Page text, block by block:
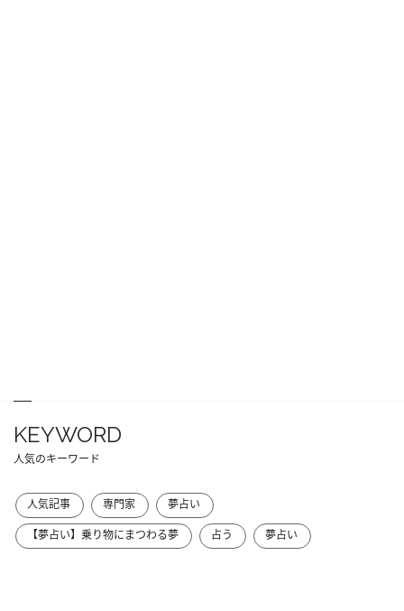
KEYWORD
人気のキーワード
人気記事 専門家
夢占い
【夢占い】乗り物にまつわる夢
占う 夢占い